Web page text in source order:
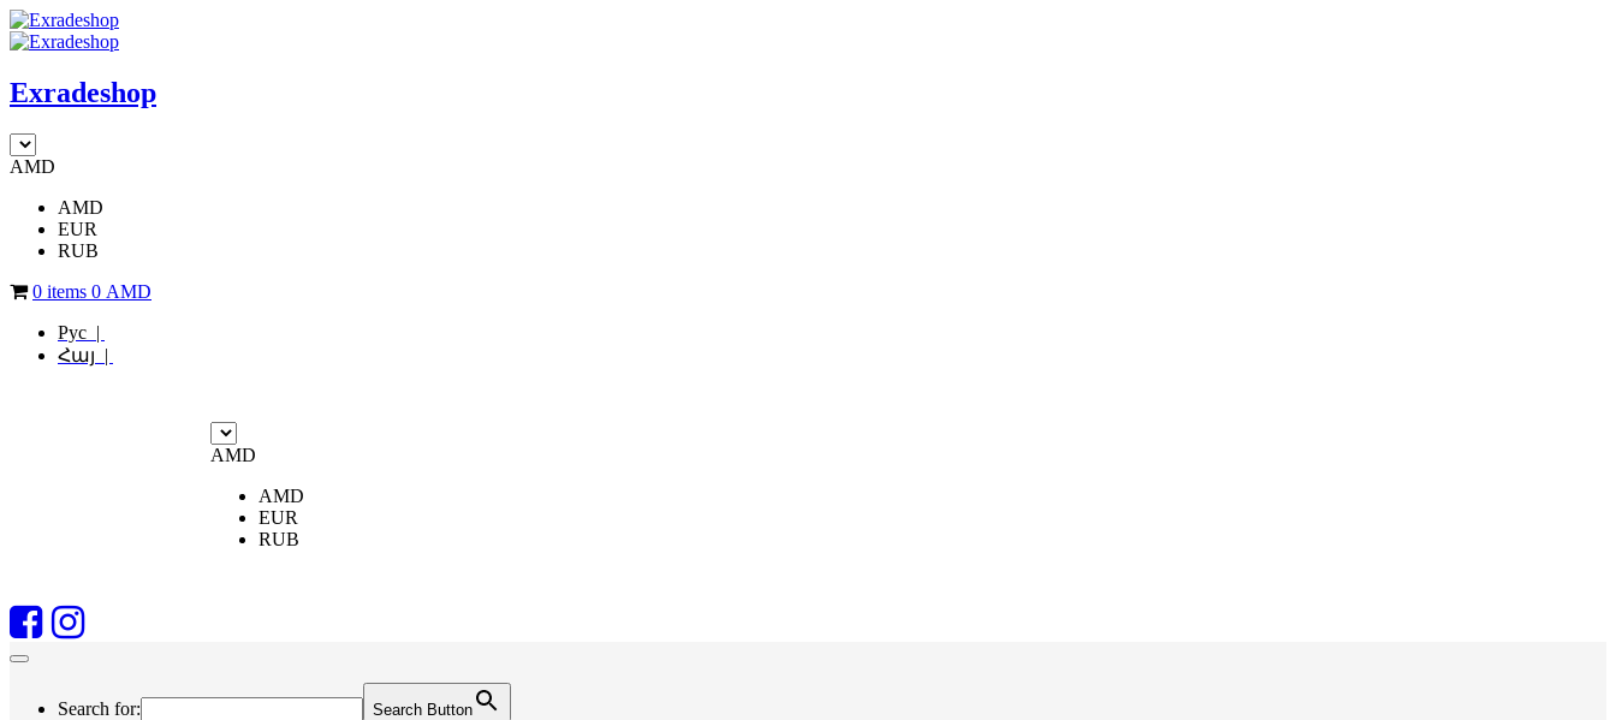
Exradeshop
AMD
AMD
EUR
RUB
0 items 0 AMD
Рус |
Հայ |
AMD
AMD
EUR
RUB
Search for: Search Button